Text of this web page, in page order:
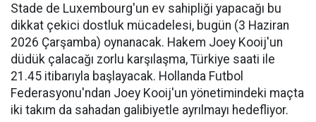
Stade de Luxembourg'un ev sahipliği yapacağı bu
dikkat çekici dostluk mücadelesi, bugün (3 Haziran
2026 Çarşamba) oynanacak. Hakem Joey Kooij'un
düdük çalacağı zorlu karşılaşma, Türkiye saati ile
21.45 itibarıyla başlayacak. Hollanda Futbol
Federasyonu'ndan Joey Kooij'un yönetimindeki maçta
iki takım da sahadan galibiyetle ayrılmayı hedefliyor.